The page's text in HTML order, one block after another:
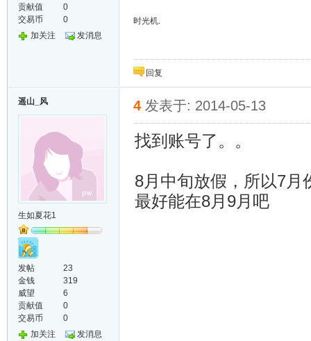
贡献值
0
交易币
0
加关注
发消息
时光机.
回复
遥山_风
生如夏花1
发帖
23
金钱
319
威望
6
贡献值
0
交易币
0
加关注
发消息
4 发表于: 2014-05-13
找到账号了。。
8月中旬放假，所以7月
最好能在8月9月吧